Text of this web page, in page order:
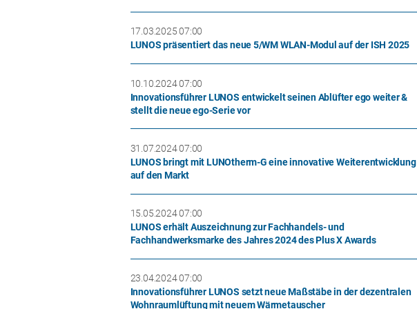
17.03.2025 07:00
LUNOS präsentiert das neue 5/WM WLAN-Modul auf der ISH 2025
10.10.2024 07:00
Innovationsführer LUNOS entwickelt seinen Ablüfter ego weiter &
stellt die neue ego-Serie vor
31.07.2024 07:00
LUNOS bringt mit LUNOtherm-G eine innovative Weiterentwicklung
auf den Markt
15.05.2024 07:00
LUNOS erhält Auszeichnung zur Fachhandels- und
Fachhandwerksmarke des Jahres 2024 des Plus X Awards
23.04.2024 07:00
Innovationsführer LUNOS setzt neue Maßstäbe in der dezentralen
Wohnraumlüftung mit neuem Wärmetauscher